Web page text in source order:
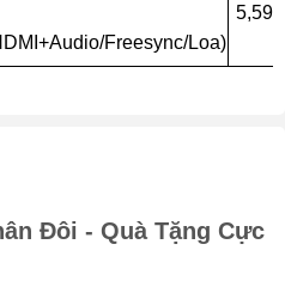
Freesync/Loa)
Đôi - Quà Tặng Cực